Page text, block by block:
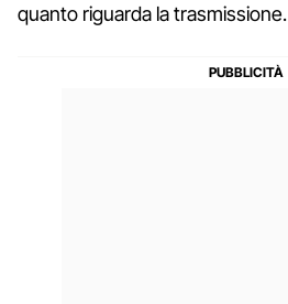
quanto riguarda la trasmissione.